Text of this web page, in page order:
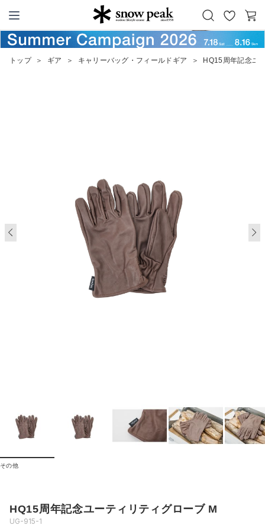
Snow Peak
お
気
に
カ
ー
ト
トップ ＞ ギア ＞ キャリーバッグ・フィールドギア ＞ HQ15周年記念ユ
その他
HQ15周年記念ユーティリティグローブ M
UG-915-1